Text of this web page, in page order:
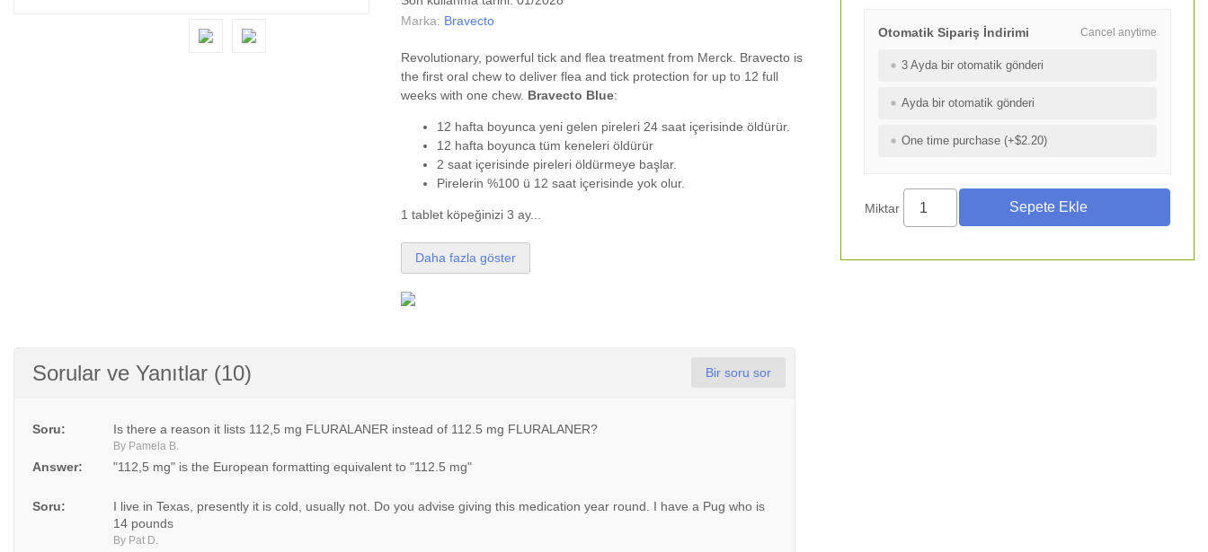
Marka: Bravecto
Revolutionary, powerful tick and flea treatment from Merck. Bravecto is
the first oral chew to deliver flea and tick protection for up to 12 full
weeks with one chew. Bravecto Blue:
12 hafta boyunca yeni gelen pireleri 24 saat içerisinde öldürür.
12 hafta boyunca tüm keneleri öldürür
2 saat içerisinde pireleri öldürmeye başlar.
Pirelerin %100 ü 12 saat içerisinde yok olur.
1 tablet köpeğinizi 3 ay...
Daha fazla göster
Sorular ve Yanıtlar (10) Bir soru sor
Soru: Is there a reason it lists 112,5 mg FLURALANER instead of 112.5 mg FLURALANER?
By Pamela B.
Answer: "112,5 mg" is the European formatting equivalent to "112.5 mg"
Soru:
I live in Texas, presently it is cold, usually not. Do you advise giving this medication year round. I have a Pug who is
14 pounds
By Pat D.
Cancel anytime
Otomatik Sipariş İndirimi
3 Ayda bir otomatik gönderi
Ayda bir otomatik gönderi
One time purchase (+$2.20)
Miktar